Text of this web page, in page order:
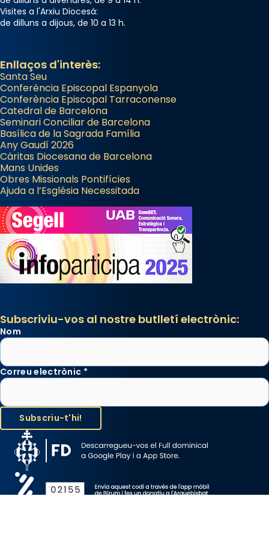
Visites a l'Arxiu Diocesà:
de dilluns a dijous, de 10 a 13 h.
Enllaços d'interès:
Santa Seu
Conferència Episcopal Espanyola
Conferència Episcopal Tarraconense
Catedral de Barcelona
Seminari Conciliar de Barcelona
Basílica de la Sagrada Família
Any Gaudí 2026
Càritas Diocesana de Barcelona
Mans Unides
Obres Missionals Pontifícies
Ajuda a l’Església Necessitada
Subscriviu-vos al nostre butlletí electrònic:
Nom
Correu electrònic *